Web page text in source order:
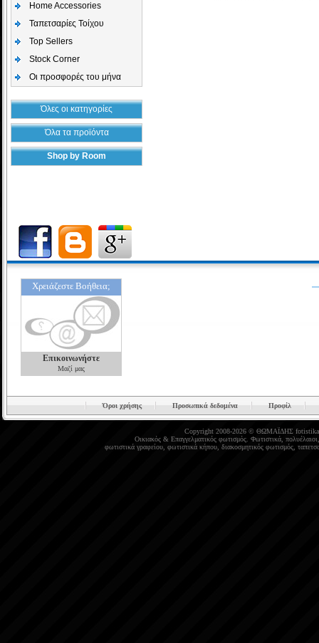
Home Accessories
Ταπετσαρίες Τοίχου
Top Sellers
Stock Corner
Οι προσφορές του μήνα
Όλες οι κατηγορίες
Όλα τα προϊόντα
Shop by Room
Χρειάζεστε Βοήθεια;
Επικοινωνήστε
Μαζί μας
Όροι χρήσης Προσωπικά δεδομένα Προφίλ
Copyright 2008-2026 © ΘΩΜΑΪΔΗΣ
Οικιακός& Επαγγελματικός φωτισμός. Φωτιστικά, πολυέλαιοι
φωτιστικά γραφείου, φωτιστικά κήπου, διακοσμητικός φωτισμός,